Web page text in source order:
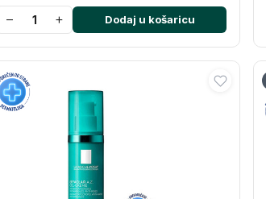
− + Dodaj u košaricu